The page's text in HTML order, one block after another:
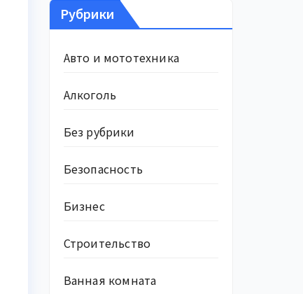
Рубрики
Авто и мототехника
Алкоголь
Без рубрики
Безопасность
Бизнес
Строительство
Ванная комната